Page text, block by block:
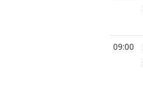
09:00